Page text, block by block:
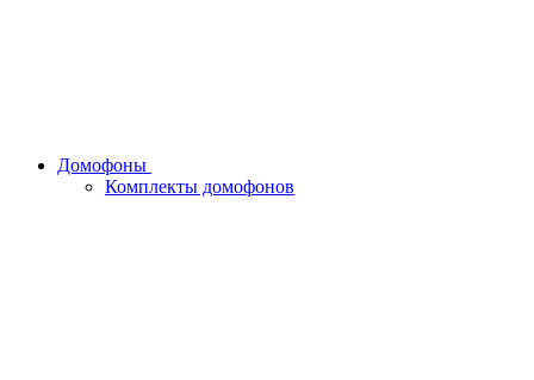
Домофоны
Комплекты домофонов